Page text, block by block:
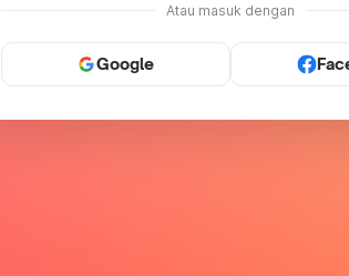
Atau masuk dengan
Google